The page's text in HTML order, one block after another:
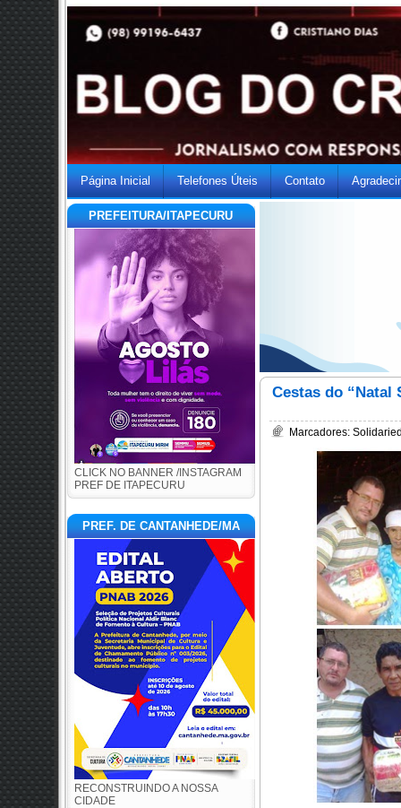
Página Inicial Telefones Úteis Contato
PREFEITURA/ITAPECURU
CLICK NO BANNER /INSTAGRAM
PREF DE ITAPECURU
PREF. DE CANTANHEDE/MA
RECONSTRUINDO A NOSSA
CIDADE
Cestas do “Natal
Marcadores: